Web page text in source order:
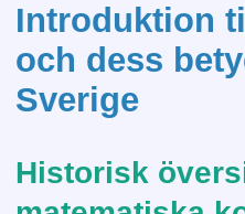
Introduktion
och dess
Sverige
Historisk